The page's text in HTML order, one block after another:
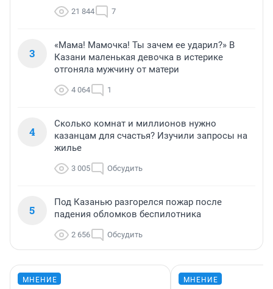
21 844 7
3
«Мама! Мамочка! Ты зачем ее ударил?» В
Казани маленькая девочка в истерике
отгоняла мужчину от матери
4 064 1
4
Сколько комнат и миллионов нужно
казанцам для счастья? Изучили запросы на
жилье
3 005 Обсудить
5
Под Казанью разгорелся пожар после
падения обломков беспилотника
2 656 Обсудить
МНЕНИЕ МНЕНИЕ